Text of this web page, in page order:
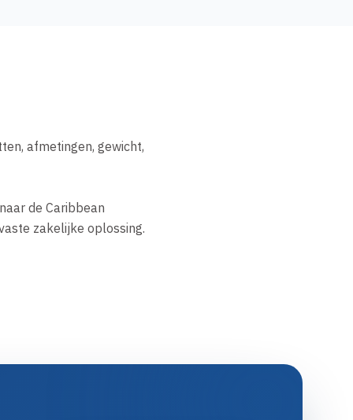
afmetingen, gewicht,
de Caribbean
zakelijke oplossing.